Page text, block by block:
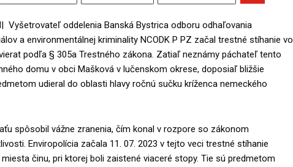
Vyšetrovateľ oddelenia Banská Bystrica odboru odhaľovania
a environmentálnej kriminality NCODK P PZ začal trestné stíhanie vo
podľa § 305a Trestného zákona. Zatiaľ neznámy páchateľ tento
domu v obci Mašková v lučenskom okrese, doposiaľ bližšie
udieral do oblasti hlavy ročnú sučku kríženca nemeckého
spôsobil vážne zranenia, čím konal v rozpore so zákonom
Enviropolícia začala 11. 07. 2023 v tejto veci trestné stíhanie
činu, pri ktorej boli zaistené viaceré stopy. Tie sú predmetom